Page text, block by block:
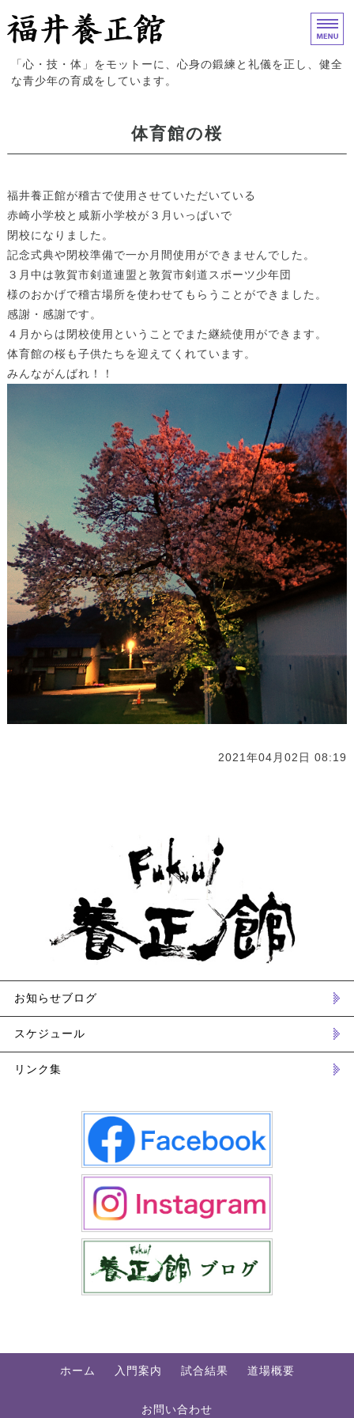
福井養正館｜心身の鍛練と礼
「心・技・体」をモットーに、心身の鍛練と礼儀を正し、健全
な青少年の育成をしています。
入門案内
試合結果
道場概要
お問い合わせ
体育館の桜
福井養正館が稽古で使用させていただいている
赤崎小学校と咸新小学校が３月いっぱいで
閉校になりました。
記念式典や閉校準備で一か月間使用ができませんでした。
３月中は敦賀市剣道連盟と敦賀市剣道スポーツ少年団
様のおかげで稽古場所を使わせてもらうことができました。
感謝・感謝です。
４月からは閉校使用ということでまた継続使用ができます。
体育館の桜も子供たちを迎えてくれています。
みんながんばれ！！
2021年04月02日 08:19
お知らせブログ
スケジュール
リンク集
ホーム 入門案内 試合結果 道場概要
お問い合わせ